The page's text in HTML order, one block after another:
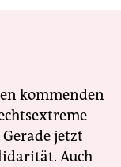
kommenden
jetzt
Auch